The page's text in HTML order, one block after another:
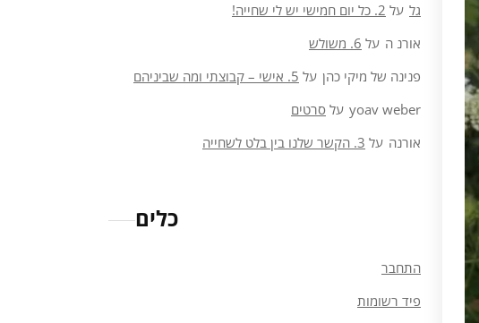
גל על 2. כל יום חמישי יש לי שחייה!
אורנ ה על 6. משולש
פנינה של מיקי כהן על 5. אישי – קבוצתי ומה שביניהם
yoav weber על סרטים
אורנה על 3. הקשר שלנו בין בלט לשחייה
כלים
התחבר
פיד רשומות